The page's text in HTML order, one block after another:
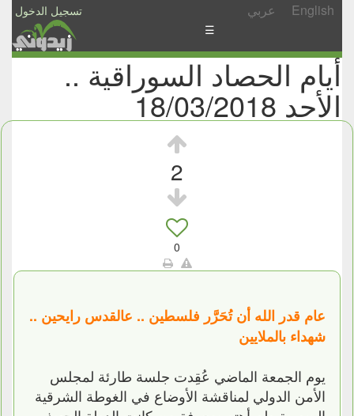
تسجيل الدخول عربي English
الأخبار
والمشاركات
☰
أيام الحصاد السوراقية ..
الأحد 18/03/2018
2
0
عام قدر الله أن تُحَرَّر فلسطين .. عالقدس رايحين ..
شهداء بالملايين
يوم الجمعة الماضي عُقِدت جلسة طارئة لمجلس
الأمن الدولي لمناقشة الأوضاع في الغوطة الشرقية